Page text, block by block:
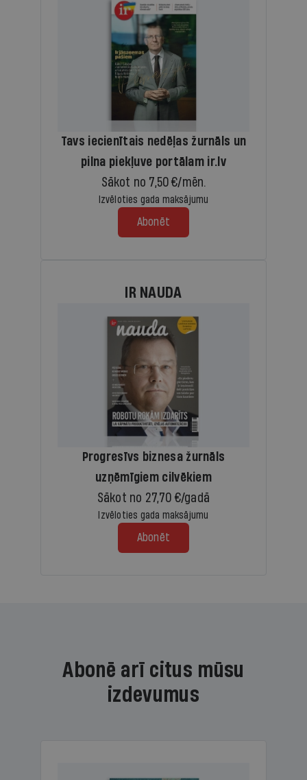
Tavs iecienītais nedēļas žurnāls un
pilna piekļuve portālam ir.lv
Sākot no 7,50 €/mēn.
Izvēloties gada maksājumu
Abonēt
IR NAUDA
Progresīvs biznesa žurnāls
uzņēmīgiem cilvēkiem
Sākot no 27,70 €/gadā
Izvēloties gada maksājumu
Abonēt
Abonē arī citus mūsu
izdevumus